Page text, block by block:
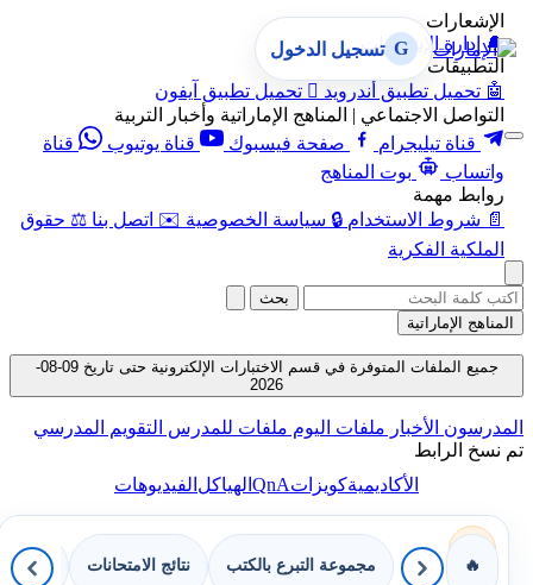
الإشعارات
🔔 إدارة الإشعارات
التطبيقات
🤖 تحميل تطبيق أندرويد  تحميل تطبيق آيفون
التواصل الاجتماعي | المناهج الإماراتية وأخبار التربية
قناة تيليجرام
صفحة فيسبوك قناة يوتيوب
قناة
واتساب
بوت المناهج
روابط مهمة
📄 شروط الاستخدام 🔒 سياسة الخصوصية ✉️ اتصل بنا ⚖️ حقوق
الملكية الفكرية
G تسجيل الدخول
بحث
المناهج الإماراتية
جميع الملفات المتوفرة في قسم الاختبارات الإلكترونية حتى تاريخ 09-08-
2026
المدرسون الأخبار ملفات اليوم ملفات للمدرس التقويم المدرسي
تم نسخ الرابط
الأكاديميةكويزاتQnAالهياكل الفيديوهات
🔥 مجموعة التبرع بالكتب نتائج الامتحانات